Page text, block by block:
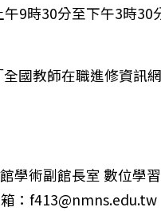
」（GEPT Kids）筆
9時30分至下午3時30
國教師在職進修資訊
學術副館長室 數位學
：f413@nmns.edu.tw